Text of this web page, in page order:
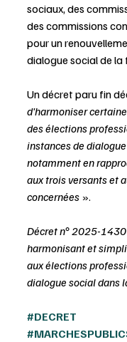
sociaux, des
des commissions
pour un
dialogue social de
Un décret paru fin
d'harmoniser
des élections
instances de
notamment en
aux trois versants et
concernées ».
Décret n° 2025-
harmonisant et
aux élections
dialogue social dans
#DECRET